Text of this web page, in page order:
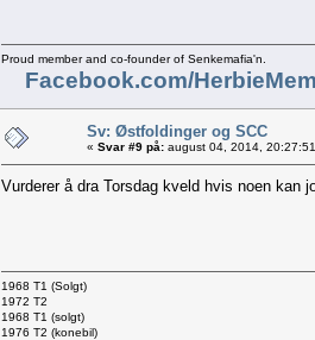
Proud member and co-founder of Senkemafia'n.
Facebook.com/
Sv: Østfoldinger og SCC
« Svar #9 på: august 04, 2014,
Vurderer å dra Torsdag kveld hvis noen kan
1968 T1 (Solgt)
1972 T2
1968 T1 (solgt)
1976 T2 (konebil)